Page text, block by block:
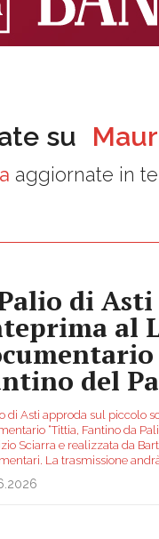
su
aggiornate in
di
al
del
di Asti approda sul piccolo
“Tittia, Fantino da
Sciarra e realizzata da
La trasmissione